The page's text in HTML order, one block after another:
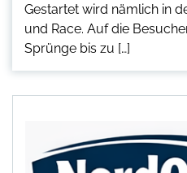
Gestartet wird nämlich in
und Race. Auf die
Sprünge bis zu […]